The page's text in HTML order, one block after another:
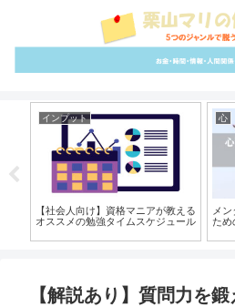
インプット
【社会人向け】資格マニアが教える
オススメの勉強タイムスケジュール
心
メ
ため
【解説あり】質問力を